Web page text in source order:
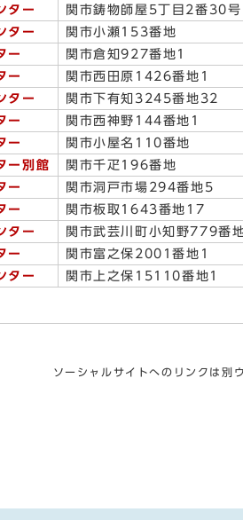
ター
関市鋳物師屋5丁目2番30号
ター
関市小瀬153番地
ー
関市倉知927番地1
ー
関市西田原1426番地1
ター
関市下有知3245番地32
ー
関市西神野144番地1
ー
関市小屋名110番地
ー別館
関市千疋196番地
ー
関市洞戸市場294番地5
ー
関市板取1643番地17
ター
関市武芸川町小知野779番
ー
関市富之保2001番地1
ター
関市上之保15110番地1
ソーシャルサイトへのリンクは別